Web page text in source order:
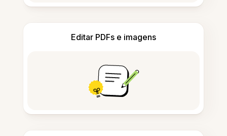
Editar PDFs e imagens